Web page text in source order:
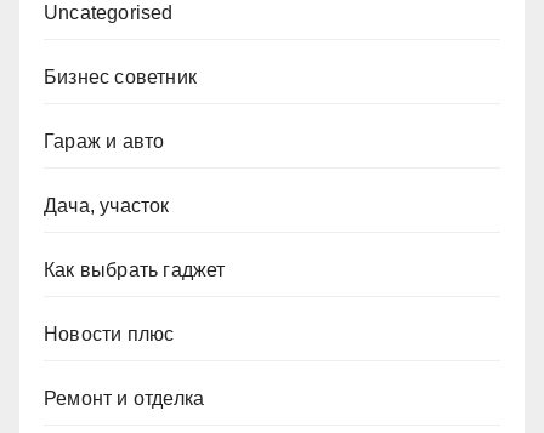
Uncategorised
Бизнес советник
Гараж и авто
Дача, участок
Как выбрать гаджет
Новости плюс
Ремонт и отделка